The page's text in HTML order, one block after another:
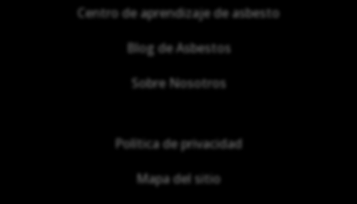
Centro de aprendizaje de asbesto
Blog de Asbestos
Sobre Nosotros
Política de privacidad
Mapa del sitio